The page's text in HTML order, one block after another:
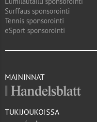
Surffaus sponsorointi
Tennis sponsorointi
eSport sponsorointi
MAININNAT
TUKIJOUKOISSA